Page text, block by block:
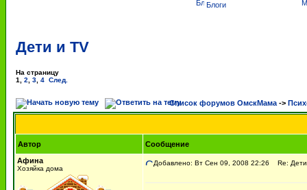
Блоги
Дети и TV
На страницу
1
2 3 4 След.
Список форумов ОмскМама ->
Автор
Сообщение
Афина
Хозяйка дома
Добавлено: Вт Сен 09, 2008 22:26 Re: